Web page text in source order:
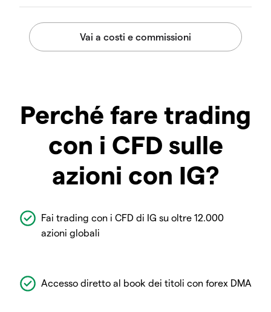
Perché fare trading
con i CFD sulle
azioni con IG?
Fai trading con i CFD di IG su oltre 12.000
azioni globali
Accesso diretto al book dei titoli con forex DMA